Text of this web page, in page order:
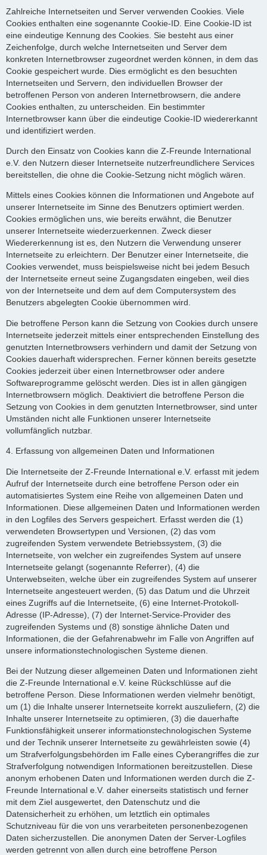
Zahlreiche Internetseiten und Server verwenden Cookies. Viele
Cookies enthalten eine sogenannte Cookie-ID. Eine Cookie-ID ist
eine eindeutige Kennung des Cookies. Sie besteht aus einer
Zeichenfolge, durch welche Internetseiten und Server dem
konkreten Internetbrowser zugeordnet werden können, in dem das
Cookie gespeichert wurde. Dies ermöglicht es den besuchten
Internetseiten und Servern, den individuellen Browser der
betroffenen Person von anderen Internetbrowsern, die andere
Cookies enthalten, zu unterscheiden. Ein bestimmter
Internetbrowser kann über die eindeutige Cookie-ID wiedererkannt
und identifiziert werden.
Durch den Einsatz von Cookies kann die Z-Freunde International
e.V. den Nutzern dieser Internetseite nutzerfreundlichere Services
bereitstellen, die ohne die Cookie-Setzung nicht möglich wären.
Mittels eines Cookies können die Informationen und Angebote auf
unserer Internetseite im Sinne des Benutzers optimiert werden.
Cookies ermöglichen uns, wie bereits erwähnt, die Benutzer
unserer Internetseite wiederzuerkennen. Zweck dieser
Wiedererkennung ist es, den Nutzern die Verwendung unserer
Internetseite zu erleichtern. Der Benutzer einer Internetseite, die
Cookies verwendet, muss beispielsweise nicht bei jedem Besuch
der Internetseite erneut seine Zugangsdaten eingeben, weil dies
von der Internetseite und dem auf dem Computersystem des
Benutzers abgelegten Cookie übernommen wird.
Die betroffene Person kann die Setzung von Cookies durch unsere
Internetseite jederzeit mittels einer entsprechenden Einstellung des
genutzten Internetbrowsers verhindern und damit der Setzung von
Cookies dauerhaft widersprechen. Ferner können bereits gesetzte
Cookies jederzeit über einen Internetbrowser oder andere
Softwareprogramme gelöscht werden. Dies ist in allen gängigen
Internetbrowsern möglich. Deaktiviert die betroffene Person die
Setzung von Cookies in dem genutzten Internetbrowser, sind unter
Umständen nicht alle Funktionen unserer Internetseite
vollumfänglich nutzbar.
4. Erfassung von allgemeinen Daten und Informationen
Die Internetseite der Z-Freunde International e.V. erfasst mit jedem
Aufruf der Internetseite durch eine betroffene Person oder ein
automatisiertes System eine Reihe von allgemeinen Daten und
Informationen. Diese allgemeinen Daten und Informationen werden
in den Logfiles des Servers gespeichert. Erfasst werden die (1)
verwendeten Browsertypen und Versionen, (2) das vom
zugreifenden System verwendete Betriebssystem, (3) die
Internetseite, von welcher ein zugreifendes System auf unsere
Internetseite gelangt (sogenannte Referrer), (4) die
Unterwebseiten, welche über ein zugreifendes System auf unserer
Internetseite angesteuert werden, (5) das Datum und die Uhrzeit
eines Zugriffs auf die Internetseite, (6) eine Internet-Protokoll-
Adresse (IP-Adresse), (7) der Internet-Service-Provider des
zugreifenden Systems und (8) sonstige ähnliche Daten und
Informationen, die der Gefahrenabwehr im Falle von Angriffen auf
unsere informationstechnologischen Systeme dienen.
Bei der Nutzung dieser allgemeinen Daten und Informationen zieht
die Z-Freunde International e.V. keine Rückschlüsse auf die
betroffene Person. Diese Informationen werden vielmehr benötigt,
um (1) die Inhalte unserer Internetseite korrekt auszuliefern, (2) die
Inhalte unserer Internetseite zu optimieren, (3) die dauerhafte
Funktionsfähigkeit unserer informationstechnologischen Systeme
und der Technik unserer Internetseite zu gewährleisten sowie (4)
um Strafverfolgungsbehörden im Falle eines Cyberangriffes die zur
Strafverfolgung notwendigen Informationen bereitzustellen. Diese
anonym erhobenen Daten und Informationen werden durch die Z-
Freunde International e.V. daher einerseits statistisch und ferner
mit dem Ziel ausgewertet, den Datenschutz und die
Datensicherheit zu erhöhen, um letztlich ein optimales
Schutzniveau für die von uns verarbeiteten personenbezogenen
Daten sicherzustellen. Die anonymen Daten der Server-Logfiles
werden getrennt von allen durch eine betroffene Person